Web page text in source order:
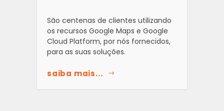
São centenas de clientes utilizando
os recursos Google Maps e Google
Cloud Platform, por nós fornecidos,
para as suas soluções.
saiba mais...